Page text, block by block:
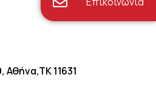
11631